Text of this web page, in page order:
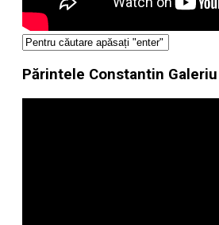
Părintele Constantin